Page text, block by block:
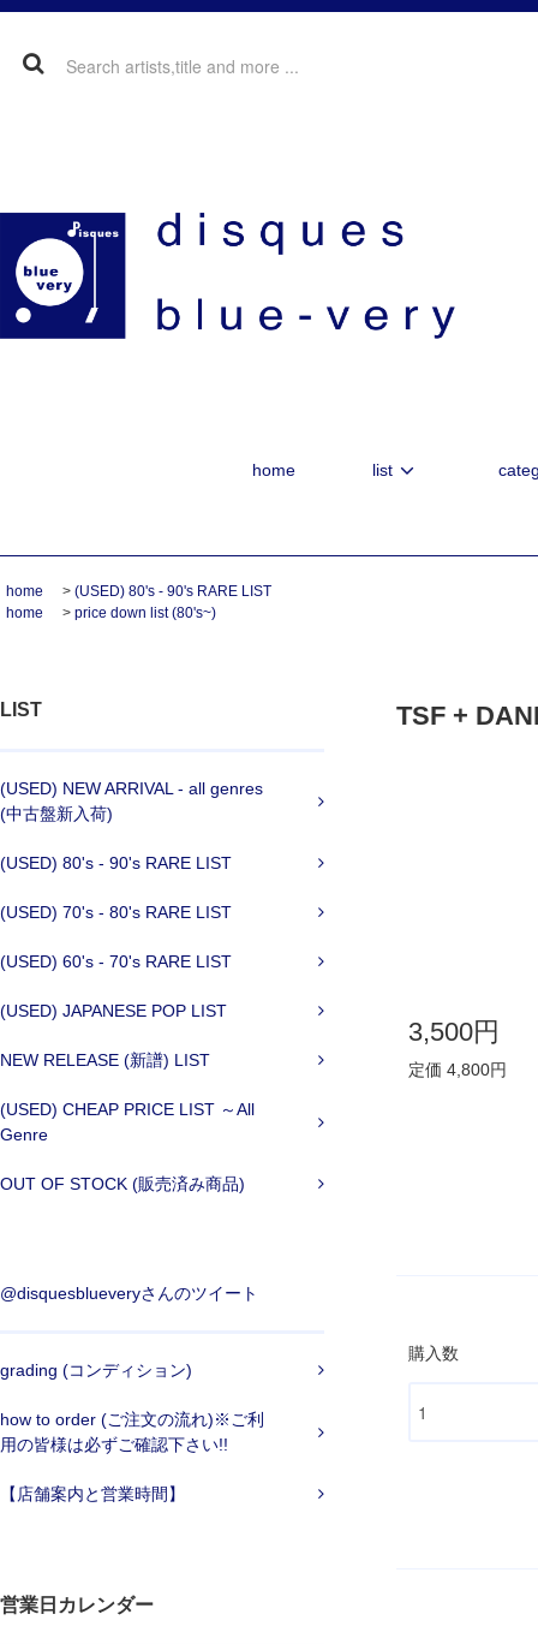
home list
home > (USED) 80's - 90's RARE LIST
home
> price down list (80's~)
LIST
(USED) NEW ARRIVAL - all genres
(中古盤新入荷)
(USED) 80's - 90's RARE LIST
(USED) 70's - 80's RARE LIST
(USED) 60's - 70's RARE LIST
(USED) JAPANESE POP LIST
NEW RELEASE (新譜) LIST
(USED) CHEAP PRICE LIST ～All
Genre
OUT OF STOCK (販売済み商品)
@disquesblueveryさんのツイート
grading (コンディション)
how to order (ご注文の流れ)※ご利
用の皆様は必ずご確認下さい!!
【店舗案内と営業時間】
営業日カレンダー
TSF +
3,500円
定価 4,800円
購入数